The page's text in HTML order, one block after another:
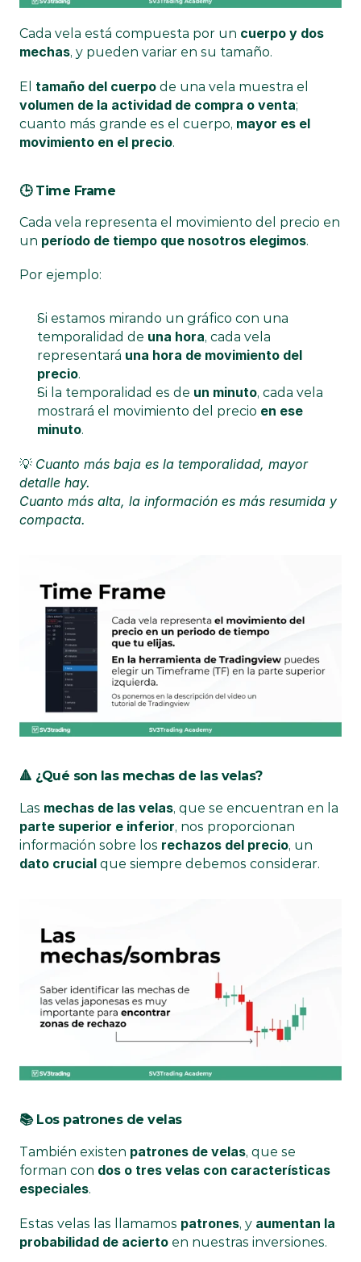
Cada vela está compuesta por un cuerpo y dos
mechas, y pueden variar en su tamaño.
El tamaño del cuerpo
volumen de la actividad de compra o venta;
cuanto más grande es el cuerpo, mayor es el
movimiento en el precio.
🕒 Time Frame
Cada vela representa el movimiento del precio en
un período de tiempo que nosotros elegimos.
Por ejemplo:
Si estamos mirando un gráfico con una
temporalidad de una hora, cada vela
representará una hora de movimiento del
precio.
Si la temporalidad es de un minuto, cada vela
mostrará el movimiento del precio en ese
minuto.
💡 Cuanto más baja es la temporalidad, mayor
detalle hay.
Cuanto más alta, la información es más resumida y
compacta.
🔺 ¿Qué son las mechas de las velas?
Las mechas de las velas
parte superior e inferior, nos proporcionan
información sobre los rechazos del precio
dato crucial que siempre debemos considerar.
📚 Los patrones de velas
También existen patrones de velas, que se
forman con dos o tres velas con características
especiales.
Estas velas las llamamos patrones, y aumentan la
probabilidad de acierto en nuestras inversiones.